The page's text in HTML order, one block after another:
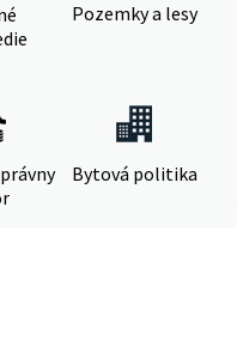
Pozemky a lesy
Bytová politika